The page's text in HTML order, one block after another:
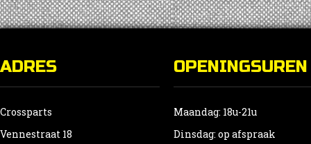
ADRES
Crossparts
Vennestraat 18
OPENINGSUREN
Maandag: 18u-21u
Dinsdag: op afspraak